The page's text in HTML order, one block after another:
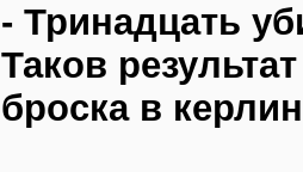
- Тринадцать
Таков
броска в